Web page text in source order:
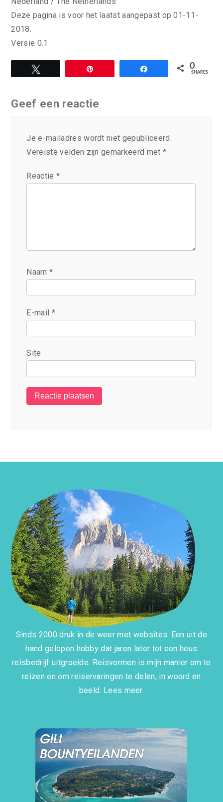
Deze pagina is voor het laatst aangepast op 01-11-
2018.
Versie 0.1
0
SHARES
Geef een reactie
Je e-mailadres wordt niet gepubliceerd.
Vereiste velden zijn gemarkeerd met *
Reactie *
Naam*
E-mail *
Site
Sinds 2000 druk in de weer met websites. Een uit de
hand gelopen hobby dat jaren later tot een heus
reisbedrijf uitgroeide. Reisvormen is mijn manier om te
reizen en om reiservaringen te delen, in woord en
beeld. Lees meer.